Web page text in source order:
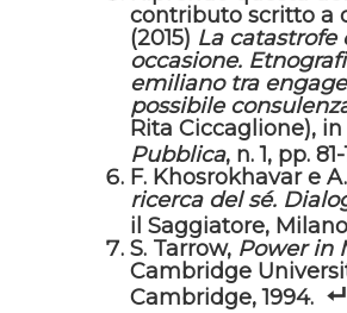
contributo scritto a
(2015) La catastrofe
occasione.
emiliano tra
possibile
Rita Ciccaglione), in
Pubblica, n. 1, pp.
F. Khosrokhavar e
ricerca del sé.
il Saggiatore,
S. Tarrow, Power in
Cambridge
Cambridge, 1994.